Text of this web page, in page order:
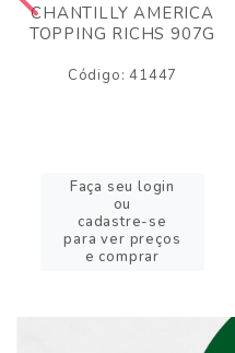
CHANTILLY AMERICA
TOPPING RICHS 907G
Código: 41447
Faça seu login
ou
cadastre-se
para ver preços
e comprar